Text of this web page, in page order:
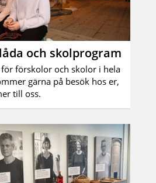
och skolprogram
förskolor och skolor i hela
gärna på besök hos er,
till oss.